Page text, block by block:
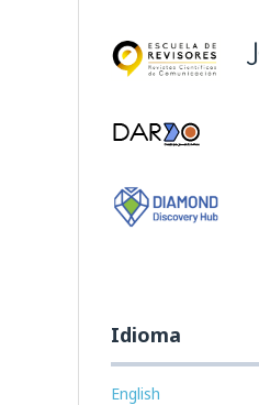
Idioma
English